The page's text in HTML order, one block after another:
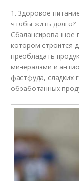
1. Здоровое
чтобы жить долго?
Сбалансированное
котором строится
преобладать
минералами и
фастфуда, сладких
обработанных